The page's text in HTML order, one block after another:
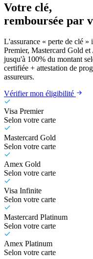
Votre clé,
remboursée par
L'assurance « perte de clé »
Premier, Mastercard Gold
jusqu'à 100% du montant
certifiée + attestation de
assureurs.
Vérifier mon éligibilité
Visa Premier
Selon votre carte
Mastercard Gold
Selon votre carte
Amex Gold
Selon votre carte
Visa Infinite
Selon votre carte
Mastercard Platinum
Selon votre carte
Amex Platinum
Selon votre carte